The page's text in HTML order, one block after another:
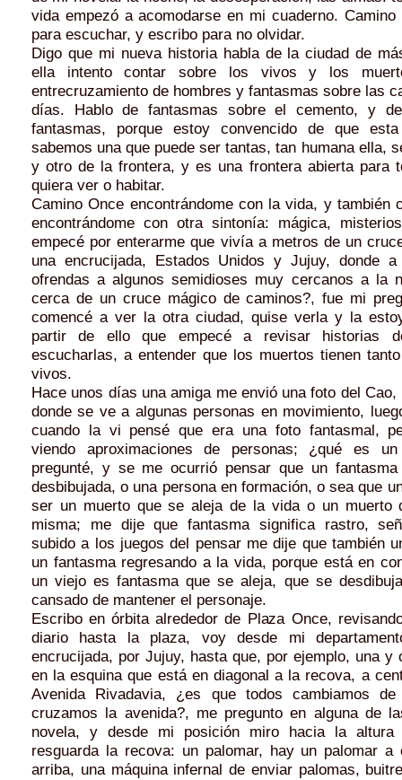
vida empezó a acomodarse en mi cuaderno.
para escuchar, y escribo para no olvidar.
Digo que mi nueva historia habla de la ciudad de
ella intento contar sobre los vivos y los
entrecruzamiento de hombres y fantasmas sobre las
días. Hablo de fantasmas sobre el cemento, y
fantasmas, porque estoy convencido de que
sabemos una que puede ser tantas, tan humana ella,
y otro de la frontera, y es una frontera abierta para
quiera ver o habitar.
Camino Once encontrándome con la vida, y también
encontrándome con otra sintonía: mágica,
empecé por enterarme que vivía a metros de un
una encrucijada, Estados Unidos y Jujuy, donde
ofrendas a algunos semidioses muy cercanos a la
cerca de un cruce mágico de caminos?, fue mi
comencé a ver la otra ciudad, quise verla y la
partir de ello que empecé a revisar historias
escucharlas, a entender que los muertos tienen
vivos.
Hace unos días una amiga me envió una foto del
donde se ve a algunas personas en movimiento,
cuando la vi pensé que era una foto fantasmal,
viendo aproximaciones de personas; ¿qué es
pregunté, y se me ocurrió pensar que un
desbibujada, o una persona en formación, o sea que
ser un muerto que se aleja de la vida o un muerto
misma; me dije que fantasma significa rastro,
subido a los juegos del pensar me dije que también
un fantasma regresando a la vida, porque está en
un viejo es fantasma que se aleja, que se
cansado de mantener el personaje.
Escribo en órbita alrededor de Plaza Once,
diario hasta la plaza, voy desde mi
encrucijada, por Jujuy, hasta que, por ejemplo, una y
en la esquina que está en diagonal a la recova, a
Avenida Rivadavia, ¿es que todos cambiamos de
cruzamos la avenida?, me pregunto en alguna de
novela, y desde mi posición miro hacia la altura
resguarda la recova: un palomar, hay un palomar a
arriba, una máquina infernal de enviar palomas,